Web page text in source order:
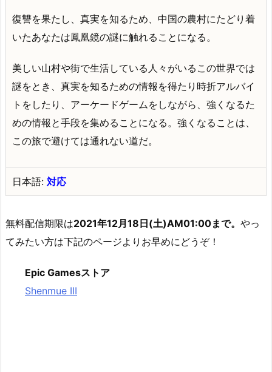
復讐を果たし、真実を知るため、中国の農村にたどり着
いたあなたは鳳凰鏡の謎に触れることになる。
美しい山村や街で生活している人々がいるこの世界では
謎をとき、真実を知るための情報を得たり時折アルバイ
トをしたり、アーケードゲームをしながら、強くなるた
めの情報と手段を集めることになる。強くなることは、
この旅で避けては通れない道だ。
日本語: 対応
無料配信期限は2021年12月18日(土)AM01:00まで。 やっ
てみたい方は下記のページよりお早めにどうぞ！
Epic Gamesストア
Shenmue III